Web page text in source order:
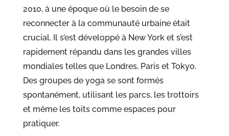
2010, à une époque où le besoin de se
reconnecter à la communauté urbaine était
crucial. Il s’est développé à New York et s’est
rapidement répandu dans les grandes villes
mondiales telles que Londres, Paris et Tokyo.
Des groupes de yoga se sont formés
spontanément, utilisant les parcs, les trottoirs
et même les toits comme espaces pour
pratiquer.